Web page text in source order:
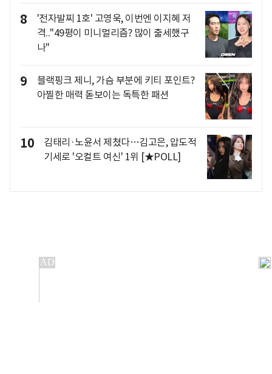
8
'전자발찌 1호' 고영욱, 이번엔 이지혜 저
격.."49평이 미니멀리즘? 많이 출세했구
나"
9
블랙핑크 제니, 가슴 부분에 키티 포인트?
아찔한 매력 돋보이는 독특한 패션
10
김태리·노윤서 제쳤다…김고은, 압도적
기세로 '오컬트 여신' 1위 [★POLL]